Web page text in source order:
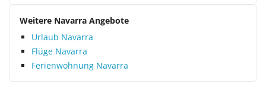
Weitere Navarra Angebote
Urlaub Navarra
Flüge Navarra
Ferienwohnung Navarra